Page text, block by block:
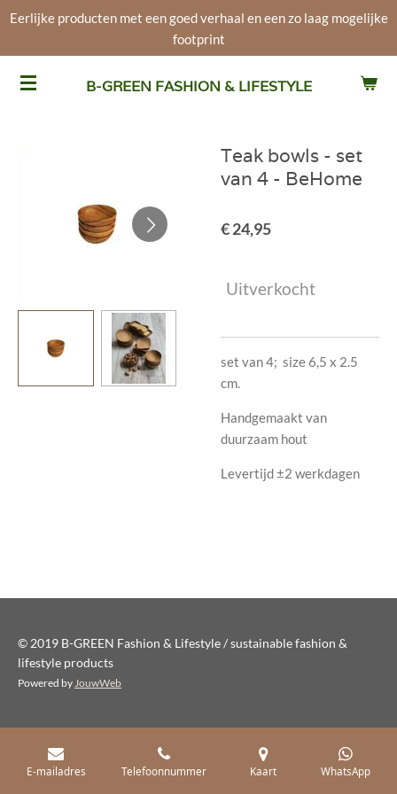
Ga
naar
de
B-GREEN FASHION & LIFESTYLE
Eerlijke producten met een goed verhaal en een zo laag mogelijke
footprint
Teak bowls - set
van 4 - BeHome
€ 24,95
Uitverkocht
set van 4; size 6,5 x 2.5
cm.
Handgemaakt van
duurzaam hout
Levertijd ±2 werkdagen
© 2019 B-GREEN Fashion & Lifestyle / sustainable fashion &
lifestyle products
Powered by JouwWeb
E-mailadres Telefoonnummer Kaart WhatsApp